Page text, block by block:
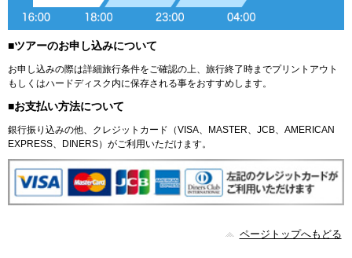
■ツアーのお申し込みについて
お申し込みの際は詳細旅行条件をご確認の上、旅行終了時までプリントアウト
もしくはハードディスク内に保存される事をおすすめします。
■お支払い方法について
銀行振り込みの他、クレジットカード（VISA、MASTER、JCB、AMERICAN
EXPRESS、DINERS）がご利用いただけます。
ページトップへもどる